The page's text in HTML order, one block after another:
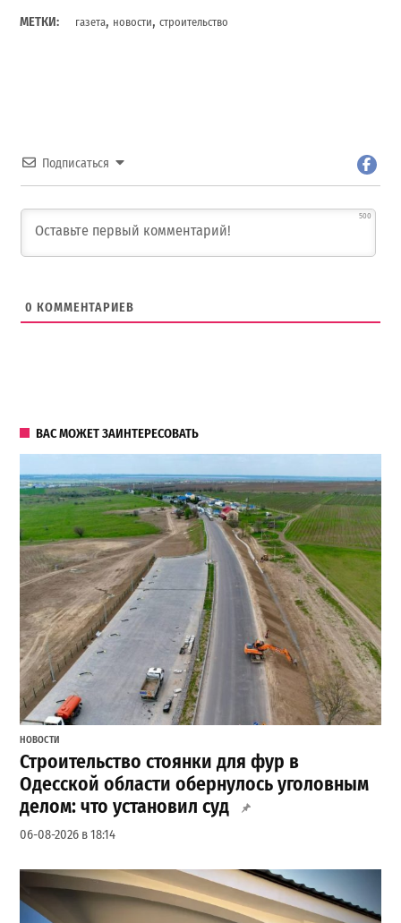
МЕТКИ: газета, новости,строительство
Подписаться
500
0 КОММЕНТАРИЕВ
ВАС МОЖЕТ ЗАИНТЕРЕСОВАТЬ
НОВОСТИ
Строительство стоянки для фур в
Одесской области обернулось уголовным
делом: что установил суд
06-08-2026 в 18:14